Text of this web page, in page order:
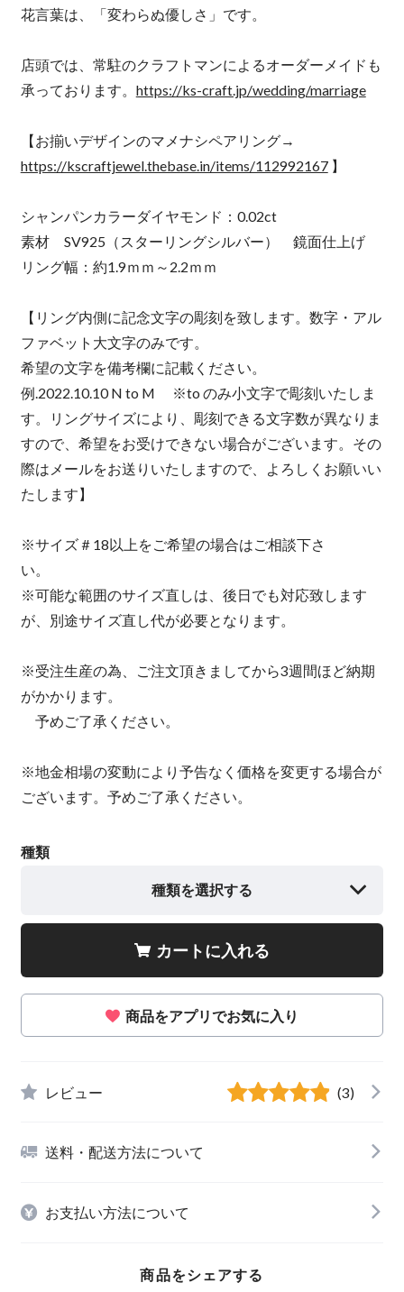
花言葉は、「変わらぬ優しさ」です。
店頭では、常駐のクラフトマンによるオーダーメイドも
承っております。 https://ks-craft.jp/wedding/marriage
【お揃いデザインのマメナシペアリング→
https://kscraftjewel.thebase.in/items/112992167】
シャンパンカラーダイヤモンド：0.02ct
素材 SV925（スターリングシルバー） 鏡面仕上げ
リング幅：約1.9ｍｍ～2.2ｍｍ
【リング内側に記念文字の彫刻を致します。数字・アル
ファベット大文字のみです。
希望の文字を備考欄に記載ください。
例.2022.10.10 N to M ※to のみ小文字で彫刻いたしま
す。リングサイズにより、彫刻できる文字数が異なりま
すので、希望をお受けできない場合がございます。その
際はメールをお送りいたしますので、よろしくお願いい
たします】
※サイズ＃18以上をご希望の場合はご相談下さ
い。
※可能な範囲のサイズ直しは、後日でも対応致します
が、別途サイズ直し代が必要となります。
※受注生産の為、ご注文頂きましてから3週間ほど納期
がかかります。
予めご了承ください。
※地金相場の変動により予告なく価格を変更する場合が
ございます。予めご了承ください。
種類
種類を選択する
カートに入れる
商品をアプリでお気に入り
レビュー (3)
送料・配送方法について
お支払い方法について
商品をシェアする